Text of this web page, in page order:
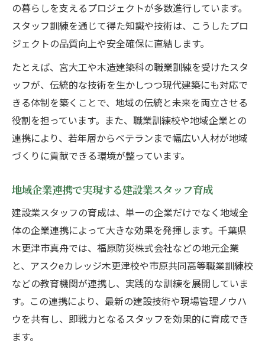
の暮らしを支えるプロジェクトが多数進行しています。
スタッフ訓練を通じて得た知識や技術は、こうしたプロ
ジェクトの品質向上や安全確保に直結します。
たとえば、宮大工や木造建築科の職業訓練を受けたスタ
ッフが、伝統的な技術を生かしつつ現代建築にも対応で
きる体制を築くことで、地域の伝統と未来を両立させる
役割を担っています。また、職業訓練校や地域企業との
連携により、若年層からベテランまで幅広い人材が地域
づくりに貢献できる環境が整っています。
地域企業連携で実現する建設業スタッフ育成
建設業スタッフの育成は、単一の企業だけでなく地域全
体の企業連携によって大きな効果を発揮します。千葉県
木更津市真舟では、福原防災株式会社などの地元企業
と、アスクeカレッジ木更津校や市原共同高等職業訓練校
などの教育機関が連携し、実践的な訓練を展開していま
す。この連携により、最新の建設技術や現場管理ノウハ
ウを共有し、即戦力となるスタッフを効果的に育成でき
ます。